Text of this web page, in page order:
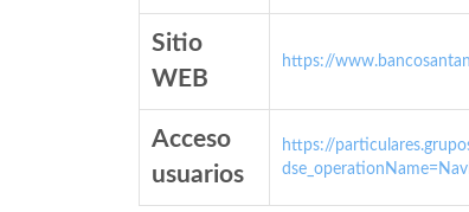
Sitio
WEB
https://
Acceso
usuarios
https://